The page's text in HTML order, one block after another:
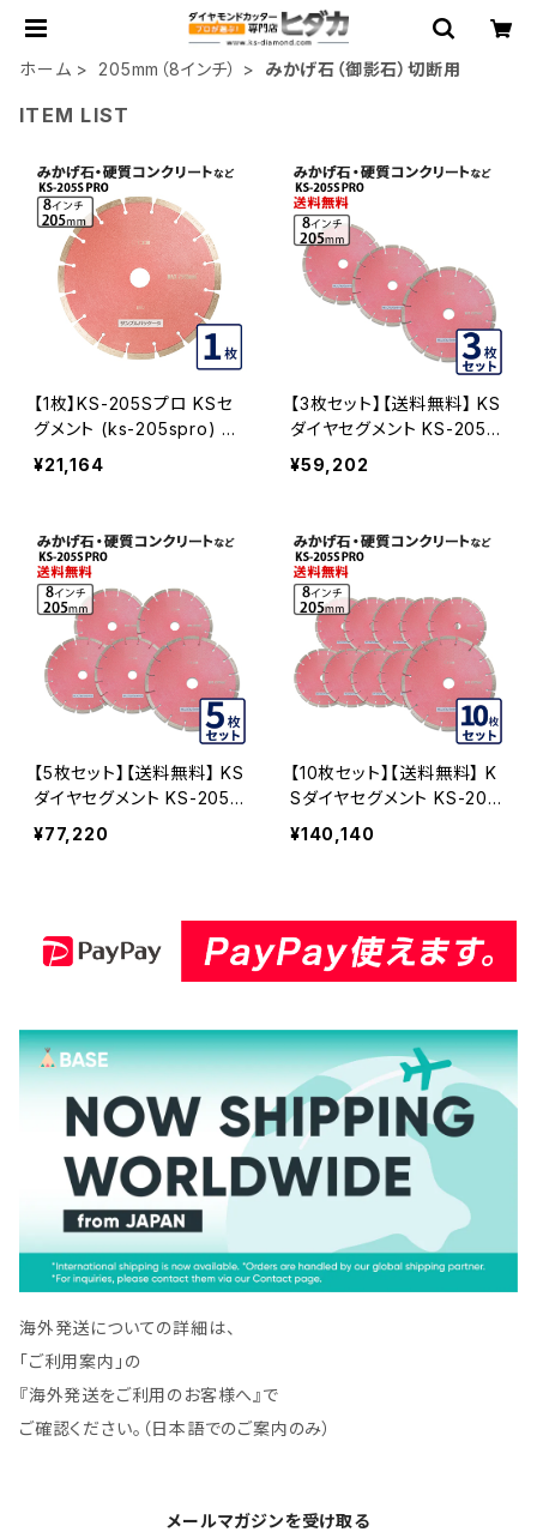
ホーム 205mm（8インチ） みかげ石（御影石）切断用
ITEM LIST
【1枚】KS-205Sプロ KSセ
グメント (ks-205spro) 8
インチ みかげ石・硬質コン
クリートなどの切断 ダイヤ
¥21,164
【3枚セット】【送料無料】 KS
ダイヤセグメント KS-205S
プロ (ks-205spro) 8イン
チ みかげ石・硬質コンクリ
¥59,202
【5枚セット】【送料無料】 KS
ダイヤセグメント KS-205S
プロ (ks-205spro) 8イン
チ みかげ石・硬質コンクリ
¥77,220
【10枚セット】【送料無料】 K
Sダイヤセグメント KS-205
Sプロ (ks-205spro) 8イ
ンチ みかげ石・硬質コンク
¥140,140
海外発送についての詳細は、
「ご利用案内」の
『海外発送をご利用のお客様へ』で
ご確認ください。（日本語でのご案内のみ）
メールマガジンを受け取る